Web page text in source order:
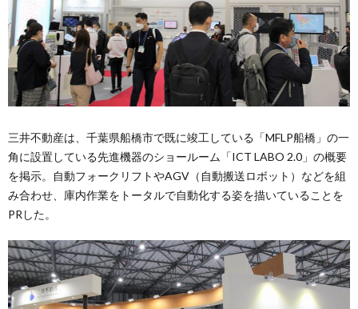
三井不動産は、千葉県船橋市で既に竣工している「MFLP船橋」の一
角に設置している先進機器のショールーム「ICT LABO 2.0」の概要
を掲示。自動フォークリフトやAGV（自動搬送ロボット）などを組
み合わせ、庫内作業をトータルで自動化する姿を描いていることを
PRした。